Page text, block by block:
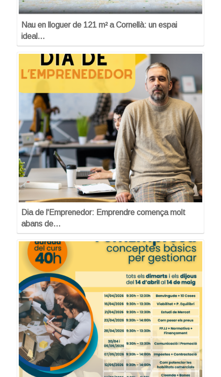
Nau en lloguer de 121 m² a Cornellà: un espai
ideal…
Dia de l'Emprenedor: Emprendre comença molt
abans de…